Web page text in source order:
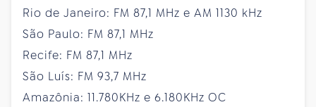
Rio de Janeiro: FM 87,1 MHz e AM 1130 kHz
São Paulo: FM 87,1 MHz
Recife: FM 87,1 MHz
São Luís: FM 93,7 MHz
Amazônia: 11.780KHz e 6.180KHz OC